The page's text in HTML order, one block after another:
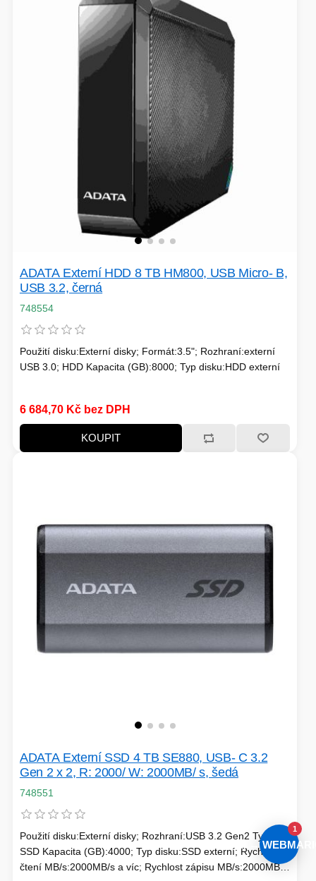
ADATA Externí HDD 8 TB HM800, USB Micro- B,
USB 3.2, černá
748554
Použití disku:Externí disky; Formát:3.5"; Rozhraní:externí
USB 3.0; HDD Kapacita (GB):8000; Typ disku:HDD externí
6 684,70 Kč bez DPH
KOUPIT
ADATA Externí SSD 4 TB SE880, USB- C 3.2
Gen 2 x 2, R: 2000/ W: 2000MB/ s, šedá
748551
Použití disku:Externí disky; Rozhraní:USB 3.2 Gen2 Type C;
SSD Kapacita (GB):4000; Typ disku:SSD externí; Rychlost
čtení MB/s:2000MB/s a víc; Rychlost zápisu MB/s:2000MB/s
AI →
1